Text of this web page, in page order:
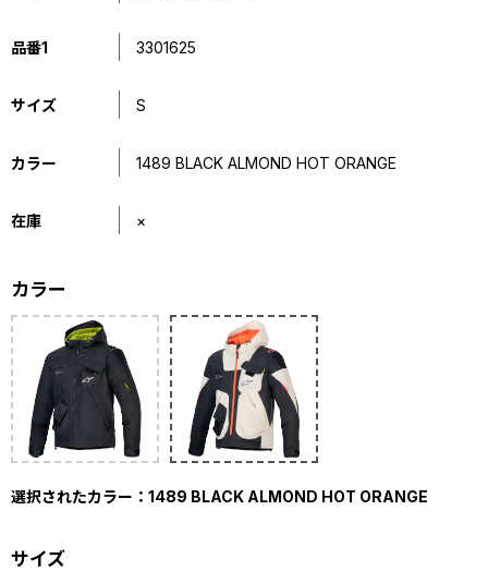
品番1 3301625
サイズ S
カラー 1489 BLACK ALMOND HOT ORANGE
在庫 ×
カラー
選択されたカラー：1489 BLACK ALMOND HOT ORANGE
サイズ